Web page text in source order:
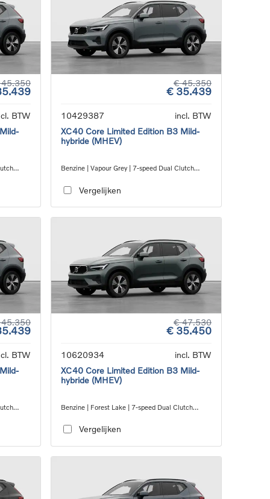
BTW
€ 45.350
€ 35.439
10429387
incl. BTW
XC40 Core Limited Edition B3 Mild-
hybride (MHEV)
Benzine | Vapour Grey | 7-speed Dual Clutch
Vergelijken
BTW
€ 47.530
€ 35.450
10620934
incl. BTW
XC40 Core Limited Edition B3 Mild-
hybride (MHEV)
Benzine | Forest Lake | 7-speed Dual Clutch
Vergelijken